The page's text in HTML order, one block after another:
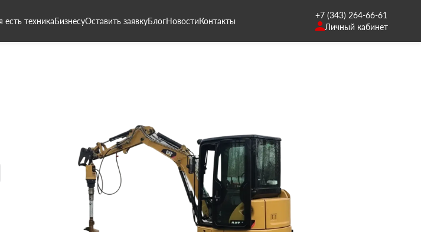
есть техникаБизнесуОставить заявкуБлогНовостиКонтакты
+7 (343) 264-66-61
Личный кабинет